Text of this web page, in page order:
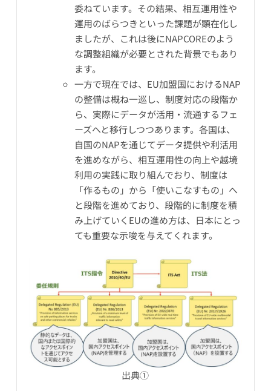
委ねています。その結果、相互運用性や
運用のばらつきといった課題が顕在化し
ましたが、これは後にNAPCOREのよう
な調整組織が必要とされた背景でもあり
ます。
一方で現在では、EU加盟国におけるNAP
の整備は概ね一巡し、制度対応の段階か
ら、実際にデータが活用・流通するフェ
ーズへと移行しつつあります。各国は、
自国のNAPを通じてデータ提供や利活用
を進めながら、相互運用性の向上や越境
利用の実践に取り組んでおり、制度は
「作るもの」から「使いこなすもの」へ
と段階を進めており、段階的に制度を積
み上げていくEUの進め方は、日本にとっ
ても重要な示唆を与えてくれます。
出典①